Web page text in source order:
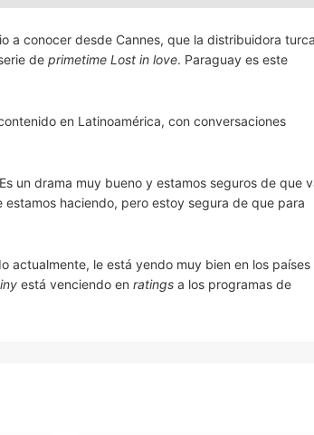
a conocer desde Cannes, que la distribuidora turca
de primetime Lost in love. Paraguay es este
en Latinoamérica, con conversaciones
un drama muy bueno y estamos seguros de que
haciendo, pero estoy segura de que para
actualmente, le está yendo muy bien en los países
está venciendo en ratings a los programas de